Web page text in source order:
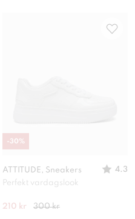
ATTITUDE, Sneakers
4.3
Perfekt vardagslook
210 kr 300 kr
-30%